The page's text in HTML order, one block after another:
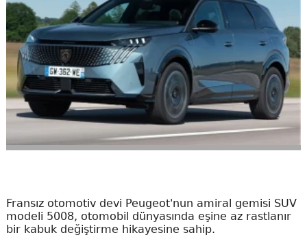
Fransız otomotiv devi Peugeot'nun amiral gemisi SUV
modeli 5008, otomobil dünyasında eşine az rastlanır
bir kabuk değiştirme hikayesine sahip.